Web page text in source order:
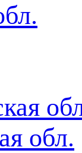
обл.